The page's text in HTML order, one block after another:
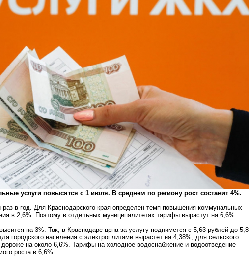
услуги повысятся с 1 июля. В среднем по региону рост составит 4%.
в год. Для Краснодарского края определен темп повышения коммунальных
в 2,6%. Поэтому в отдельных муниципалитетах тарифы вырастут на 6,6%.
на 3%. Так, в Краснодаре цена за услугу поднимется с 5,63 рублей до 5,8
городского населения с электроплитами вырастет на 4,38%, для сельского
на около 6,6%. Тарифы на холодное водоснабжение и водоотведение
роста в 6,6%.